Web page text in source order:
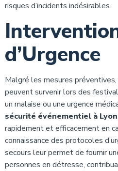
risques d’incidents indésirables.
d’Urgence
Malgré les mesures
peuvent survenir lors des
un malaise ou une urgence
sécurité événementiel à Lyon
rapidement et efficacement en
connaissance des protocoles
secours leur permet de fournir
personnes en détresse,